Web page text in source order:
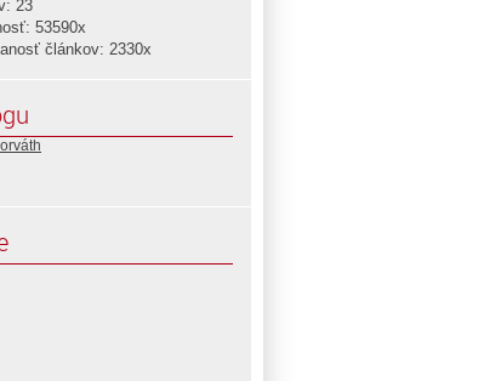
23
53590x
článkov: 2330x